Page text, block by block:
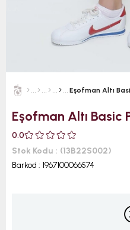
Eşofman Altı
Eşofman Altı Basic
0.0
Stok Kodu
(13B22S002)
Barkod : 1967100066574